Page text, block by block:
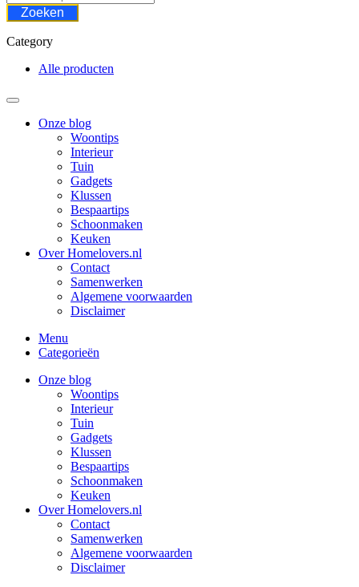
Zoeken
Category
Alle producten
Onze blog
Woontips
Interieur
Tuin
Gadgets
Klussen
Bespaartips
Schoonmaken
Keuken
Over Homelovers.nl
Contact
Samenwerken
Algemene voorwaarden
Disclaimer
Menu
Categorieën
Onze blog
Woontips
Interieur
Tuin
Gadgets
Klussen
Bespaartips
Schoonmaken
Keuken
Over Homelovers.nl
Contact
Samenwerken
Algemene voorwaarden
Disclaimer